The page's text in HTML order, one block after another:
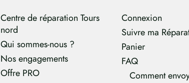
Centre de réparation Tours
nord
Qui sommes-nous ?
Nos engagements
Offre PRO
Connexion
Suivre ma
Panier
FAQ
Comment